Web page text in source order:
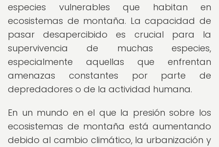
especies vulnerables que habitan en
ecosistemas de montaña. La capacidad de
pasar desapercibido es crucial para la
supervivencia de muchas especies,
especialmente aquellas que enfrentan
amenazas constantes por parte de
depredadores o de la actividad humana.
En un mundo en el que la presión sobre los
ecosistemas de montaña está aumentando
debido al cambio climático, la urbanización y